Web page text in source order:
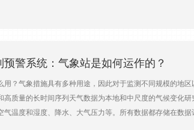
与计算程序，CRBasic源自BASIC编程语言。与BASIC编
计数器测量开关闭合脉冲、高频方波脉冲或低压交流脉冲
受到春天的气息越来越浓厚，大自然也开始展现出更多的
、环境气象监测设备等多款产品,质量可靠。了解更多关于
预警系统：气象站是如何运作的？
用？气象措施具有多种用途，因此对于监测不同规模的地
高质量的长时间序列天气数据为本地和中尺度的气候变化
气温度和湿度、降水、大气压力等。所有数据都存储在数